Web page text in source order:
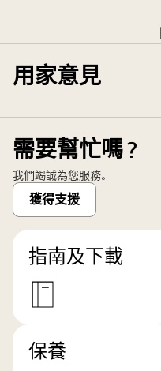
用家意見
需要幫忙嗎？
我們竭誠為您服務。
獲得支援
指南及下載
保養